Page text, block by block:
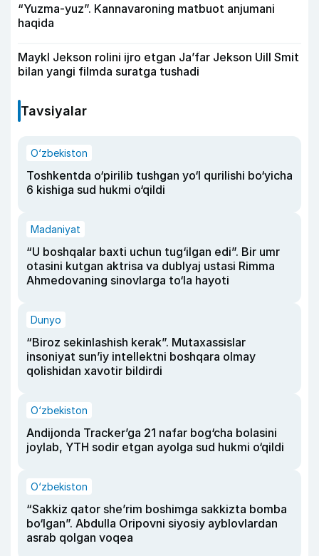
“Yuzma-yuz”. Kannavaroning matbuot anjumani
haqida
Maykl Jekson rolini ijro etgan Ja’far Jekson Uill Smit
bilan yangi filmda suratga tushadi
Tavsiyalar
O‘zbekiston
Toshkentda o‘pirilib tushgan yo‘l qurilishi bo‘yicha
6 kishiga sud hukmi o‘qildi
Madaniyat
“U boshqalar baxti uchun tug‘ilgan edi”. Bir umr
otasini kutgan aktrisa va dublyaj ustasi Rimma
Ahmedovaning sinovlarga to‘la hayoti
Dunyo
“Biroz sekinlashish kerak”. Mutaxassislar
insoniyat sun’iy intellektni boshqara olmay
qolishidan xavotir bildirdi
O‘zbekiston
Andijonda Tracker’ga 21 nafar bog‘cha bolasini
joylab, YTH sodir etgan ayolga sud hukmi o‘qildi
O‘zbekiston
“Sakkiz qator she’rim boshimga sakkizta bomba
bo‘lgan”. Abdulla Oripovni siyosiy ayblovlardan
asrab qolgan voqea